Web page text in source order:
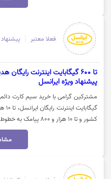
کلیک نمایید.
فعلا معتبر
تا 600 گیگابایت اینترنت
پیشنهاد ویژه ایرانسل
کشور و تا 10 هزار و
میلیون و 900 هزار تومان
خود را انتخاب کرده و بدون نیاز به
سیم‌کارت بهره‌مند شوید. برای خرید